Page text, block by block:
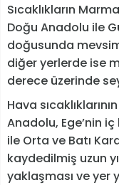
Sıcaklıkların
Doğu Anadolu ile
doğusunda
diğer yerlerde ise
derece üzerinde
Hava
Anadolu, Ege’nin
ile Orta ve Batı
kaydedilmiş uzun
yaklaşması ve yer